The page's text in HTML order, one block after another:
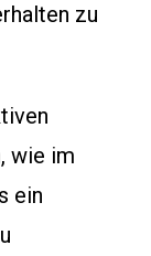
zu
wie im
ein